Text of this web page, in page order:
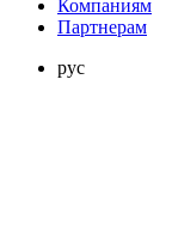
Компаниям
Партнерам
рус